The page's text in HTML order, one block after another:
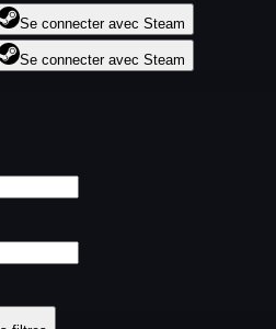
Se connecter avec Steam
Se connecter avec Steam